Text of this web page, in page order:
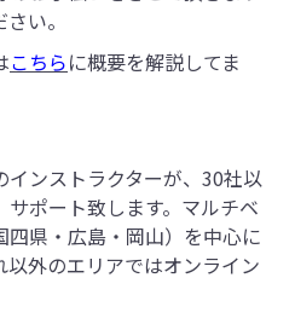
い。
こちらに概要を解説してま
ンストラクターが、30社以
サポート致します。マルチベ
四県・広島・岡山）を中心に
外のエリアではオンライン